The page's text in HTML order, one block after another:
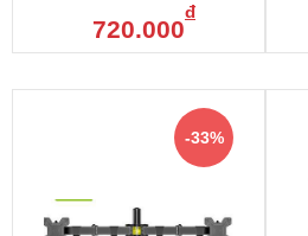
720.000
đ
-33%